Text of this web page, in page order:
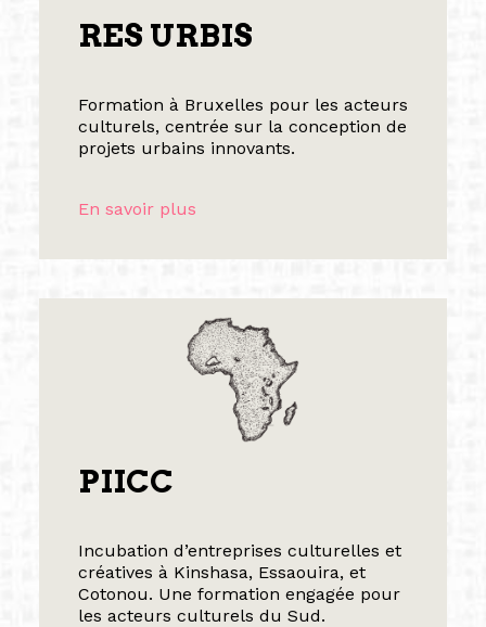
RES URBIS
Formation à Bruxelles pour les acteurs
culturels, centrée sur la conception de
projets urbains innovants.
En savoir plus
PIICC
Incubation d’entreprises culturelles et
créatives à Kinshasa, Essaouira, et
Cotonou. Une formation engagée pour
les acteurs culturels du Sud.